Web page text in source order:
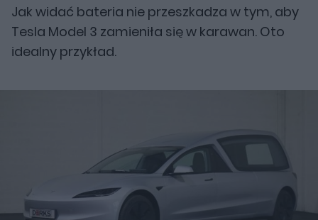
Jak widać bateria nie przeszkadza w tym, aby
Tesla Model 3 zamieniła się w karawan. Oto
idealny przykład.